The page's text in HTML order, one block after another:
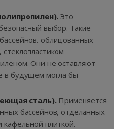
Это
выбор. Такие
облицованных
Они не оставляют
в будущем могла бы
сталь). Применяется
бассейнов, отделанных
кафельной плиткой.